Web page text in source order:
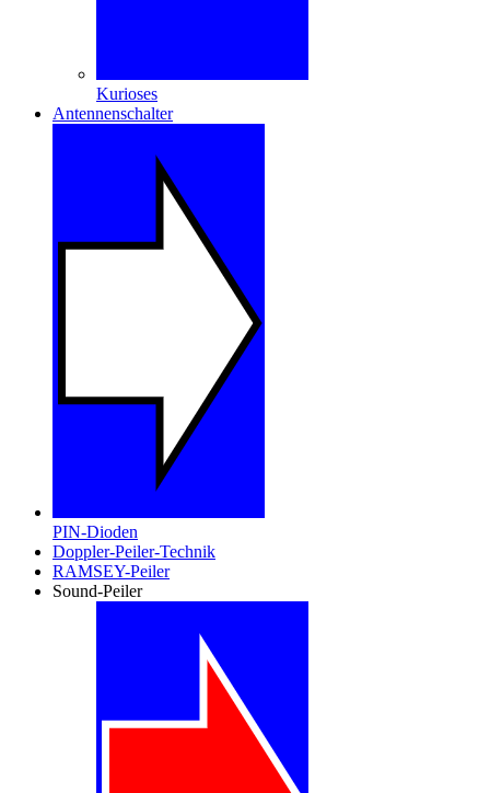
Kurioses
Antennenschalter
PIN-Dioden
Doppler-Peiler-Technik
RAMSEY-Peiler
Sound-Peiler